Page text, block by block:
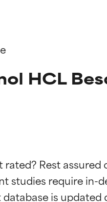
HCL
rated? Rest
studies require in-
Bewertung der
SEHR GUT
Bewertung der
SEHR GUT